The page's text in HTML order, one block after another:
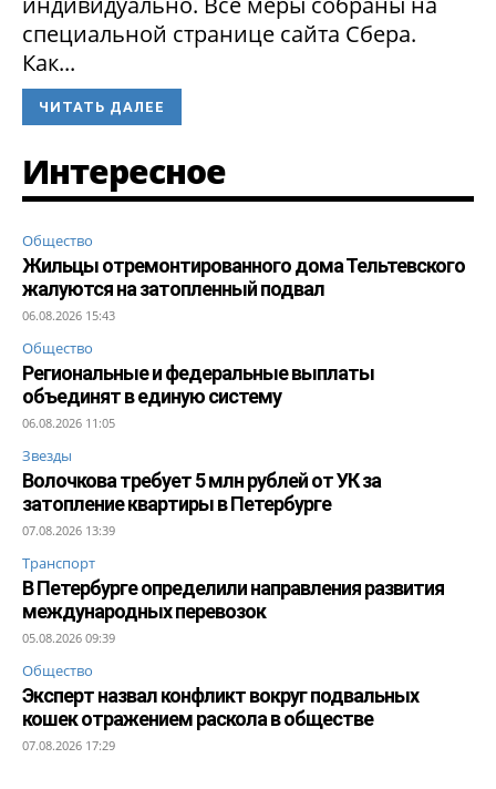
специальной странице сайта Сбера.
Как...
ЧИТАТЬ ДАЛЕЕ
Интересное
Общество
Жильцы отремонтированного дома Тельтевского
жалуются на затопленный подвал
06.08.2026 15:43
Общество
Региональные и федеральные выплаты
объединят в единую систему
06.08.2026 11:05
Звезды
Волочкова требует 5 млн рублей от УК за
затопление квартиры в Петербурге
07.08.2026 13:39
Транспорт
В Петербурге определили направления развития
международных перевозок
05.08.2026 09:39
Общество
Эксперт назвал конфликт вокруг подвальных
кошек отражением раскола в обществе
07.08.2026 17:29